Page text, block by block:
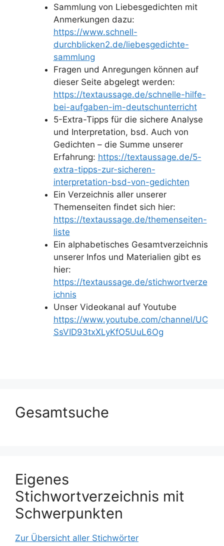
Sammlung von Liebesgedichten mit
Anmerkungen dazu:
https://www.schnell-
durchblicken2.de/liebesgedichte-
sammlung
Fragen und Anregungen können auf
dieser Seite abgelegt werden:
https://textaussage.de/schnelle-hilfe-
bei-aufgaben-im-deutschunterricht
5-Extra-Tipps für die sichere Analyse
und Interpretation, bsd. Auch von
Gedichten – die Summe unserer
Erfahrung: https://textaussage.de/5-
extra-tipps-zur-sicheren-
interpretation-bsd-von-gedichten
Ein Verzeichnis aller unserer
Themenseiten findet sich hier:
https://textaussage.de/themenseiten-
liste
Ein alphabetisches Gesamtverzeichnis
unserer Infos und Materialien gibt es
hier:
https://textaussage.de/stichwortverze
ichnis
Unser Videokanal auf Youtube
https://www.youtube.com/channel/UC
SsVID93txXLyKfO5UuL6Og
Gesamtsuche
Eigenes
Stichwortverzeichnis mit
Schwerpunkten
Zur Übersicht aller Stichwörter